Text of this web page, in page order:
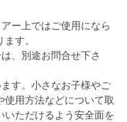
ー上ではご使用になら
す。
、別途お問合せ下さ
す。小さなお子様やご
用方法などについて取
いただけるよう安全面を